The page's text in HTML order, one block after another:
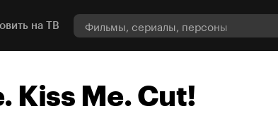
на ТВ
Kiss Me. Cut!